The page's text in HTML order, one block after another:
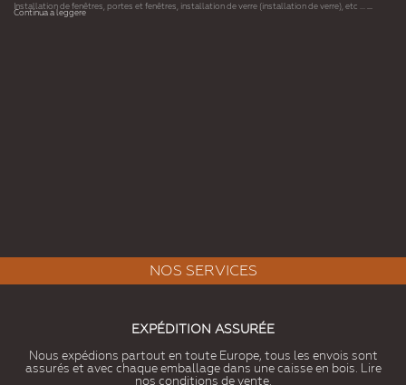
Installation de fenêtres, portes et fenêtres, installation de verre (installation de verre), etc ...
Continua a leggere
NOS SERVICES
EXPÉDITION ASSURÉE
Nous expédions partout en toute Europe, tous les envois sont
assurés et avec chaque emballage dans une caisse en bois. Lire
nos conditions de vente.